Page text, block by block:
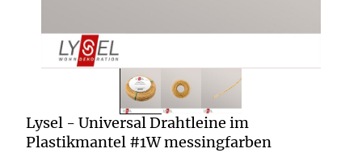
Lysel - Universal Drahtleine im
Plastikmantel #1W messingfarben